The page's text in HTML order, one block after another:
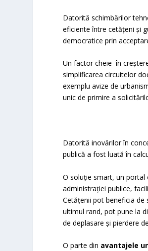
Datorită schimbărilor
eficiente între cetățeni şi
democratice prin
Un factor cheie în
simplificarea circuitelor
exemplu avize de
unic de primire a
Datorită inovărilor în
publică a fost luată în
O soluție smart, un portal
administraţiei publice,
Cetăţenii pot beneficia
ultimul rand, pot pune la
de deplasare și pierdere
O parte din avantajele